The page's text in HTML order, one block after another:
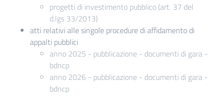
progetti di investimento pubblico (art. 37 del
d.lgs 33/2013)
atti relativi alle singole procedure di affidamento di
appalti pubblici
anno 2025 - pubblicazione - documenti di gara -
bdncp
anno 2026 - pubblicazione - documenti di gara -
bdncp